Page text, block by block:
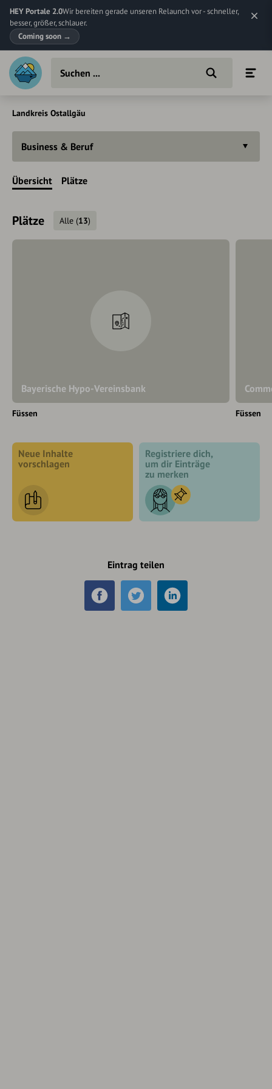
HEY Portale 2.0Wir bereiten gerade unseren Relaunch vor - schneller,
besser, größer, schlauer.
Coming soon →
Landkreis Ostallgäu
Business & Beruf
Übersicht Plätze
Plätze Alle (13)
Bayerische Hypo-Vereinsbank
Füssen Füssen
Neue Inhalte
vorschlagen
Registriere dich,
um dir Einträge
zu merken
Eintrag teilen